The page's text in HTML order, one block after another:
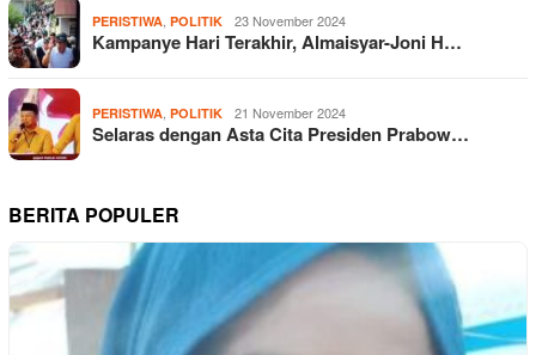
PERISTIWA POLITIK 23 November 2024
Kampanye Hari Terakhir, Almaisyar-Joni H…
PERISTIWA POLITIK 21 November 2024
Selaras dengan Asta Cita Presiden Prabow…
BERITA POPULER